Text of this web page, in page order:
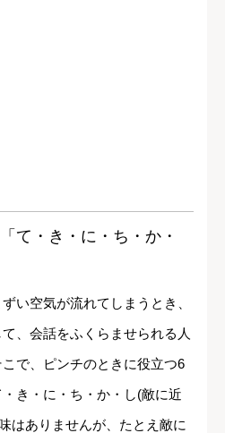
て・き・に・ち・か・
い空気が流れてしまうとき、
、会話をふくらませられる人
で、ピンチのときに役立つ6
き・に・ち・か・し(敵に近
はありませんが、たとえ敵に